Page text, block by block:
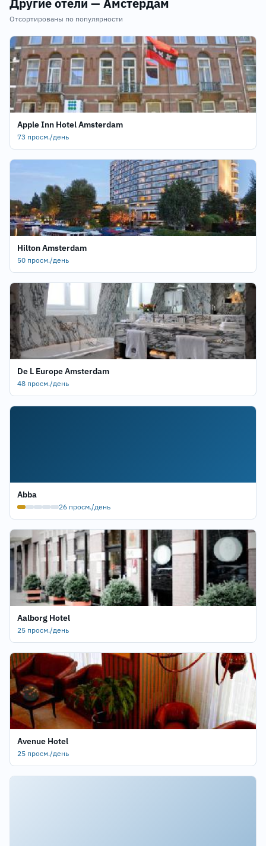
Другие отели — Амстердам
Отсортированы по популярности
Apple Inn Hotel Amsterdam
73 просм./день
Hilton Amsterdam
50 просм./день
De L Europe Amsterdam
48 просм./день
Abba
26 просм./день
Aalborg Hotel
25 просм./день
Avenue Hotel
25 просм./день